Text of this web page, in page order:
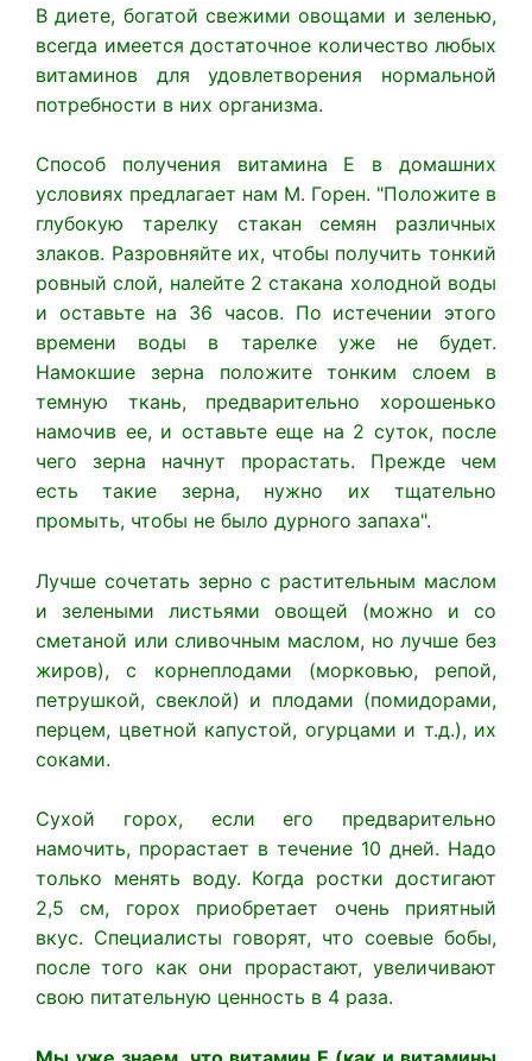
В диете, богатой свежими овощами и зеленью,
всегда имеется достаточное количество любых
витаминов для удовлетворения нормальной
потребности в них организма.
Способ получения витамина Е в домашних
условиях предлагает нам М. Горен. "Положите в
глубокую тарелку стакан семян различных
злаков. Разровняйте их, чтобы получить тонкий
ровный слой, налейте 2 стакана холодной воды
и оставьте на 36 часов. По истечении этого
времени воды в тарелке уже не будет.
Намокшие зерна положите тонким слоем в
темную ткань, предварительно хорошенько
намочив ее, и оставьте еще на 2 суток, после
чего зерна начнут прорастать. Прежде чем
есть такие зерна, нужно их тщательно
промыть, чтобы не было дурного запаха".
Лучше сочетать зерно с растительным маслом
и зелеными листьями овощей (можно и со
сметаной или сливочным маслом, но лучше без
жиров), с корнеплодами (морковью, репой,
петрушкой, свеклой) и плодами (помидорами,
перцем, цветной капустой, огурцами и т.д.), их
соками.
Сухой горох, если его предварительно
намочить, прорастает в течение 10 дней. Надо
только менять воду. Когда ростки достигают
2,5 см, горох приобретает очень приятный
вкус. Специалисты говорят, что соевые бобы,
после того как они прорастают, увеличивают
свою питательную ценность в 4 раза.